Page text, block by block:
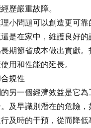
歷嚴重故障。
小問題可以創造更可
是在家中，維護良好
期節省成本做出貢獻
用和性能的延長。
規性
另一個經濟效益是它
及早識別潛在的危險
及時的干預，從而降